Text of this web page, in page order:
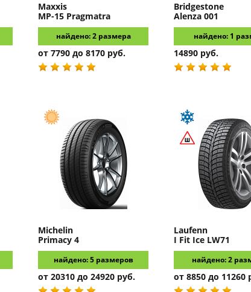
Maxxis
MP-15 Pragmatra
найдено: 2 размера
от 7790 до 8170 руб.
Bridgestone
Alenza 001
найдено: 1
14890 руб.
Michelin
Primacy 4
найдено: 5 размеров
от 20310 до 24920 руб.
Laufenn
I Fit Ice LW71
найдено: 2
от 8850 до 11260